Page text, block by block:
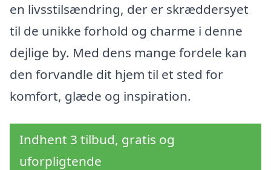
en livsstilsændring, der er skræddersyet
til de unikke forhold og charme i denne
dejlige by. Med dens mange fordele kan
den forvandle dit hjem til et sted for
komfort, glæde og inspiration.
Indhent 3 tilbud, gratis og
uforpligtende